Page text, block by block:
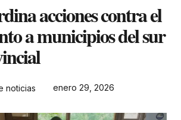
acciones contra el
a municipios del sur
noticias enero 29, 2026